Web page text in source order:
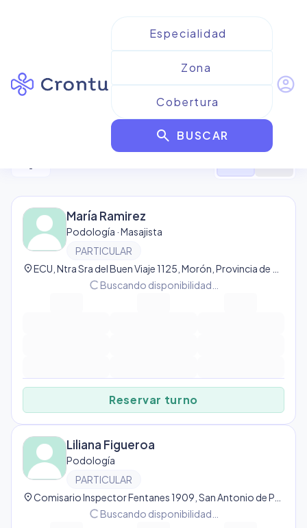
search BUSCAR
account_circle
Resultados paraPodología
filter_alt
María Ramirez
Podología · Masajista
PARTICULAR
location_on
progress_activity Buscando disponibilidad…
Reservar turno
Liliana Figueroa
Podología
PARTICULAR
location_on
progress_activity Buscando disponibilidad…